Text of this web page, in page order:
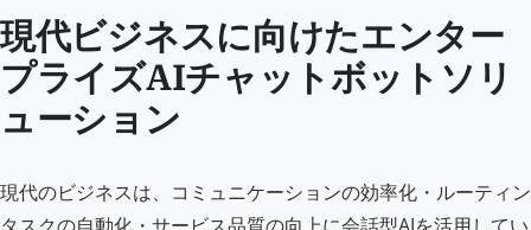
現代ビジネスに向けたエンター
プライズAIチャットボットソリ
ューション
現代のビジネスは、コミュニケーションの効率化・ルーティン